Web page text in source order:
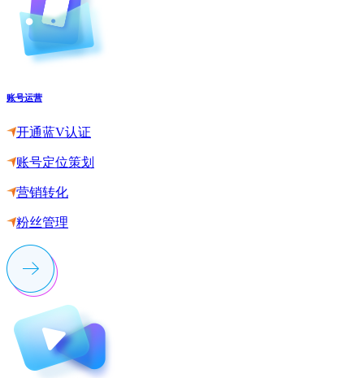
账号运营
开通蓝V认证
账号定位策划
营销转化
粉丝管理